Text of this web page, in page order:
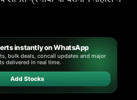
instantly on WhatsApp
bulk deals, concall updates and major
delivered in real time.
Add Stocks